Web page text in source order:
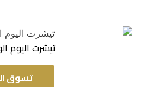
تيشرت اليوم
تسوق